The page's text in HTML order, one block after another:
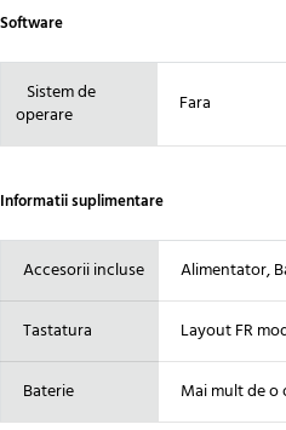
Software
Sistem de
operare
Fara
Informatii suplimentare
Accesorii incluse Alimentator,
Tastatura Layout FR
Baterie Mai mult de o